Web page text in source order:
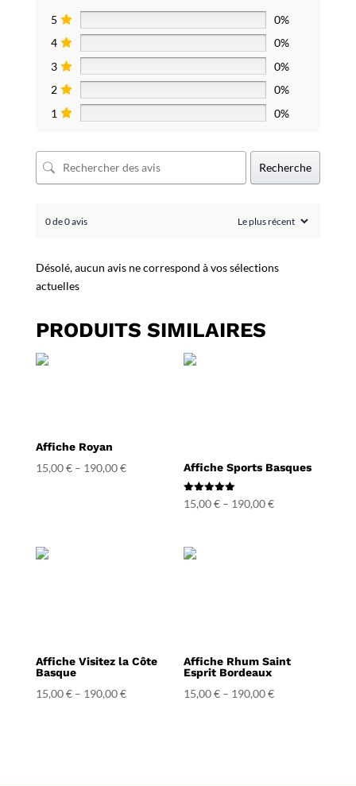
5
0%
4
0%
3
0%
2
0%
1
0%
Recherche
0 de 0 avis
Désolé, aucun avis ne correspond à vos sélections
actuelles
PRODUITS SIMILAIRES
Affiche Royan
15,00€– 190,00€ Affiche Sports Basques
Note
5.00
15,00€ – 190,00€
Affiche Visitez la Côte
Basque
15,00€– 190,00€
Affiche Rhum Saint
Esprit Bordeaux
15,00€ – 190,00€